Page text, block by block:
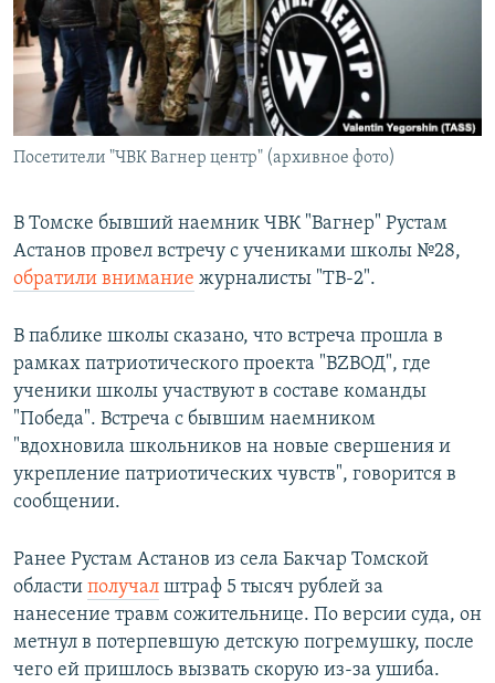
ПОДПИШИТЕСЬ НА РАССЫЛКУ
СОЦИАЛЬНЫЕ СЕТИ
Все сайты РСЕ/РС
Посетители "ЧВК Вагнер центр" (архивное фото)
В Томске бывший наемник ЧВК "Вагнер" Рустам
Астанов провел встречу с учениками школы №28,
обратили внимание журналисты "ТВ-2".
В паблике школы сказано, что встреча прошла в
рамках патриотического проекта "ВZВОД", где
ученики школы участвуют в составе команды
"Победа". Встреча с бывшим наемником
"вдохновила школьников на новые свершения и
укрепление патриотических чувств", говорится в
сообщении.
Ранее Рустам Астанов из села Бакчар Томской
области получал штраф 5 тысяч рублей за
нанесение травм сожительнице. По версии суда, он
метнул в потерпевшую детскую погремушку, после
чего ей пришлось вызвать скорую из-за ушиба.